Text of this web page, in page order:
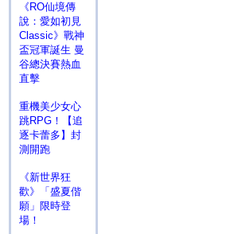
《RO仙境傳
說：愛如初見
Classic》戰神
盃冠軍誕生 曼
谷總決賽熱血
直擊
重機美少女心
跳RPG！【追
逐卡蕾多】封
測開跑
《新世界狂
歡》「盛夏偕
願」限時登
場！